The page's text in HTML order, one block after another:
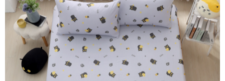
時審查核予不同之上限額度；若仍有額度不足之情形，本公司將視審查結果
請求用戶進行身份認證。
５．嚴禁一人註冊多個帳號或使用他人資訊註冊。若發現惡意使用之情形，
恩沛科技股份有限公司將有權停止該用戶之使用額度並採取法律行動。
每筆NT$150